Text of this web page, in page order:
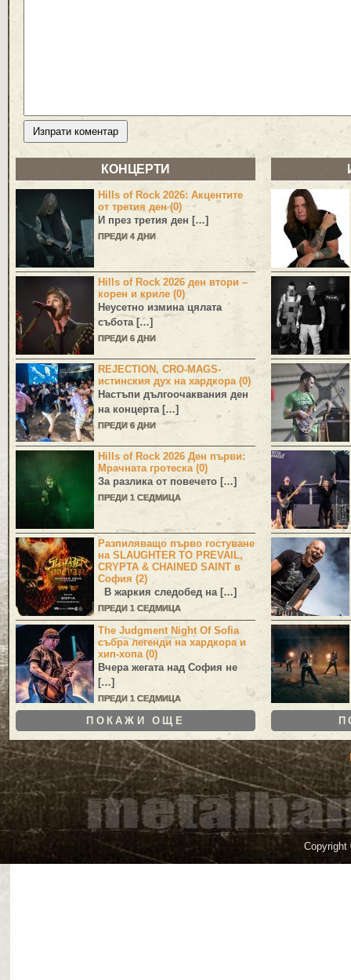
КОНЦЕРТИ
Hills of Rock 2026: Акцентите
от третия ден (0)
И през третия ден […]
ПРЕДИ 4 ДНИ
Hills of Rock 2026 ден втори –
корен и криле (0)
Неусетно измина цялата
събота […]
ПРЕДИ 6 ДНИ
REJECTION, CRO-MAGS-
истинския дух на хардкора (0)
Настъпи дългоочаквания ден
на концерта […]
ПРЕДИ 6 ДНИ
Hills of Rock 2026 Ден първи:
Мрачната гротеска (0)
За разлика от повечето […]
ПРЕДИ 1 СЕДМИЦА
Разпиляващо първо гостуване
на SLAUGHTER TO PREVAIL,
CRYPTA & CHAINED SAINT в
София (2)
В жаркия следобед на […]
ПРЕДИ 1 СЕДМИЦА
The Judgment Night Of Sofia
събра легенди на хардкора и
хип-хопа (0)
Вчера жегата над София не
[…]
ПРЕДИ 1 СЕДМИЦА
ПОКАЖИ ОЩЕ